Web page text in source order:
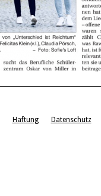
Haftung Datenschutz